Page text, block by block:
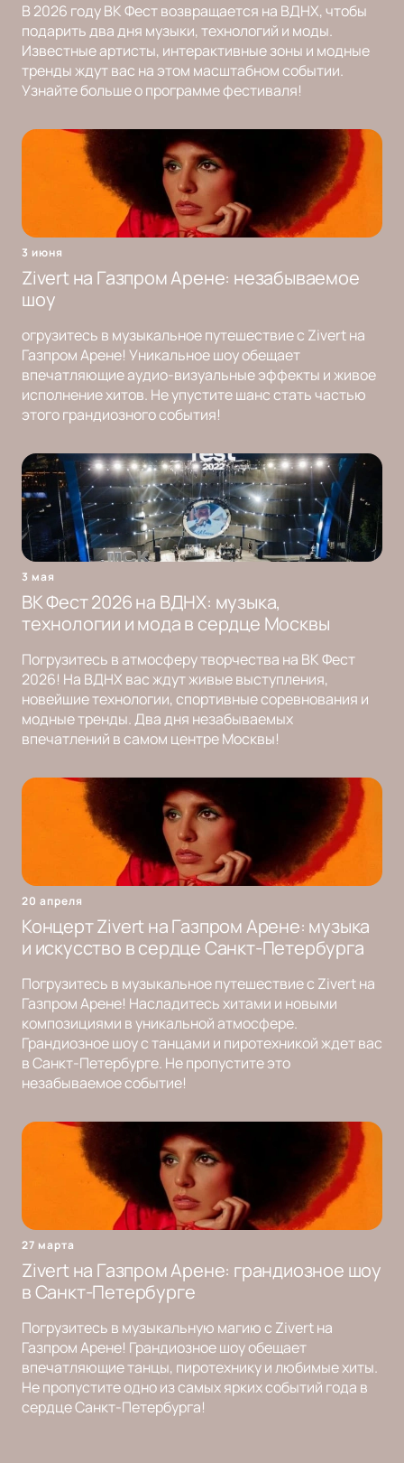
В 2026 году ВК Фест возвращается на ВДНХ, чтобы
подарить два дня музыки, технологий и моды.
Известные артисты, интерактивные зоны и модные
тренды ждут вас на этом масштабном событии.
Узнайте больше о программе фестиваля!
3 июня
Zivert на Газпром Арене: незабываемое
шоу
огрузитесь в музыкальное путешествие с Zivert на
Газпром Арене! Уникальное шоу обещает
впечатляющие аудио-визуальные эффекты и живое
исполнение хитов. Не упустите шанс стать частью
этого грандиозного события!
3 мая
ВК Фест 2026 на ВДНХ: музыка,
технологии и мода в сердце Москвы
Погрузитесь в атмосферу творчества на ВК Фест
2026! На ВДНХ вас ждут живые выступления,
новейшие технологии, спортивные соревнования и
модные тренды. Два дня незабываемых
впечатлений в самом центре Москвы!
20 апреля
Концерт Zivert на Газпром Арене: музыка
и искусство в сердце Санкт-Петербурга
Погрузитесь в музыкальное путешествие с Zivert на
Газпром Арене! Насладитесь хитами и новыми
композициями в уникальной атмосфере.
Грандиозное шоу с танцами и пиротехникой ждет вас
в Санкт-Петербурге. Не пропустите это
незабываемое событие!
27 марта
Zivert на Газпром Арене: грандиозное шоу
в Санкт-Петербурге
Погрузитесь в музыкальную магию с Zivert на
Газпром Арене! Грандиозное шоу обещает
впечатляющие танцы, пиротехнику и любимые хиты.
Не пропустите одно из самых ярких событий года в
сердце Санкт-Петербурга!